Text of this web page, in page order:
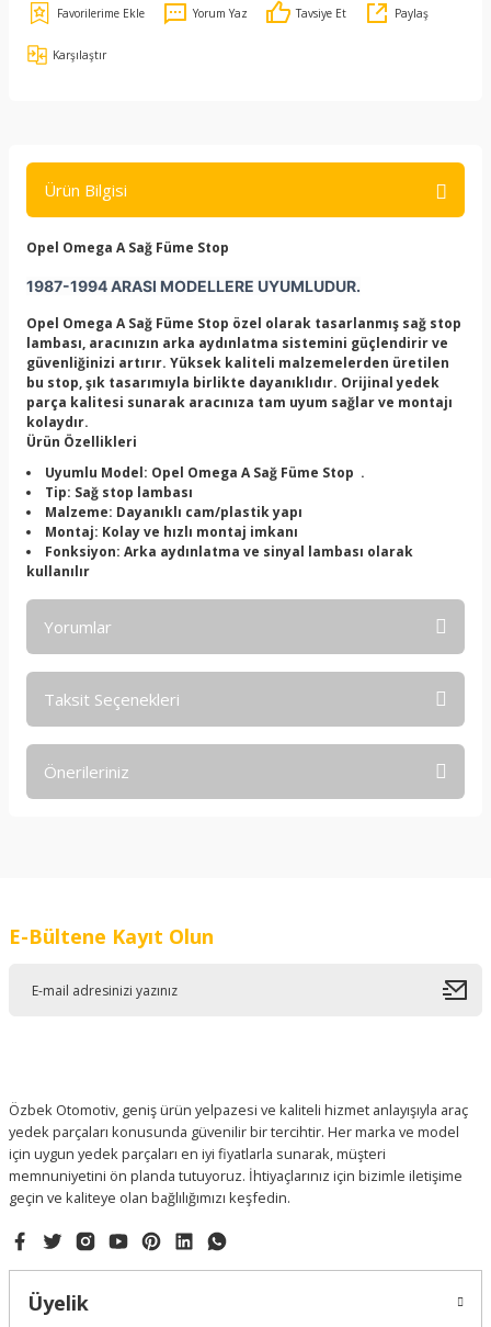
Yorum Yaz Tavsiye Et Paylaş
Karşılaştır
Ürün Bilgisi
Opel Omega A Sağ Füme Stop
1987-1994 ARASI MODELLERE UYUMLUDUR.
Opel Omega A Sağ Füme Stop özel olarak tasarlanmış sağ stop
lambası, aracınızın arka aydınlatma sistemini güçlendirir ve
güvenliğinizi artırır. Yüksek kaliteli malzemelerden üretilen
bu stop, şık tasarımıyla birlikte dayanıklıdır. Orijinal yedek
parça kalitesi sunarak aracınıza tam uyum sağlar ve montajı
kolaydır.
Ürün Özellikleri
Uyumlu Model: Opel Omega A Sağ Füme Stop .
Tip: Sağ stop lambası
Malzeme: Dayanıklı cam/plastik yapı
Montaj: Kolay ve hızlı montaj imkanı
Fonksiyon: Arka aydınlatma ve sinyal lambası olarak
kullanılır
Yorumlar
Taksit Seçenekleri
Önerileriniz
Ürün resmi kalitesiz, bozuk veya görüntülenemiyor.
Gönder
E-Bültene Kayıt Olun
Özbek Otomotiv, geniş ürün yelpazesi ve kaliteli hizmet anlayışıyla araç
yedek parçaları konusunda güvenilir bir tercihtir. Her marka ve model
için uygun yedek parçaları en iyi fiyatlarla sunarak, müşteri
memnuniyetini ön planda tutuyoruz. İhtiyaçlarınız için bizimle iletişime
geçin ve kaliteye olan bağlılığımızı keşfedin.
Üyelik